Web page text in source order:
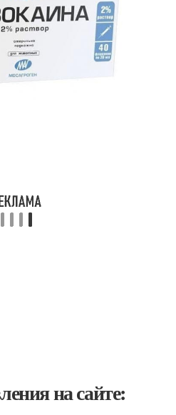
на сайте: